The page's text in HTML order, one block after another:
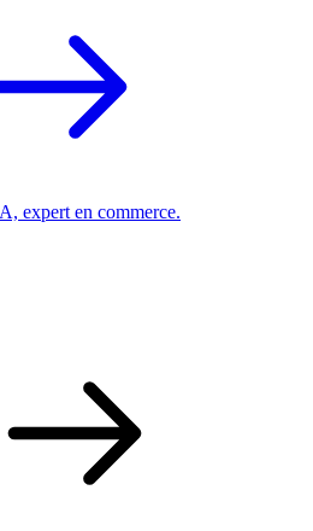
expert en commerce.